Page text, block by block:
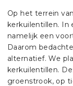
Op het terrein
kerkuilentillen. In
namelijk een
Daarom
alternatief. We
kerkuilentillen.
groenstrook, op